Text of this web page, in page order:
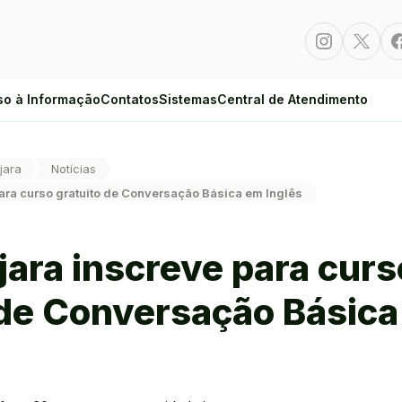
Instagram
à InformaçãoContatosSistemasCentral de Atendimento
Notícias
curso gratuito de Conversação Básica em Inglês
inscreve para
Conversação